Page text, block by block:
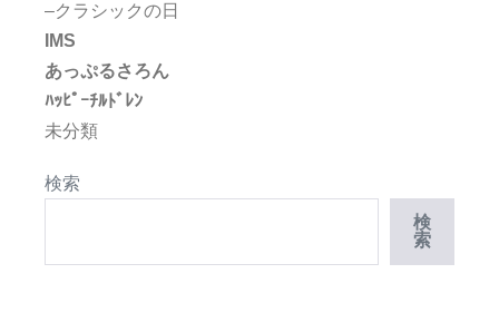
–クラシックの日
IMS
あっぷるさろん
ﾊｯﾋﾟｰﾁﾙﾄﾞﾚﾝ
未分類
検索
検
索